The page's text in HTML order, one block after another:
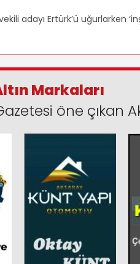
adayı Ertürk’ü uğurlarken
Markaları
öne çıkan